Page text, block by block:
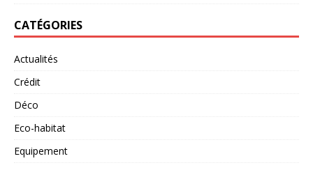
CATÉGORIES
Actualités
Crédit
Déco
Eco-habitat
Equipement